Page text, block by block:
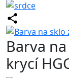
Barva
krycí